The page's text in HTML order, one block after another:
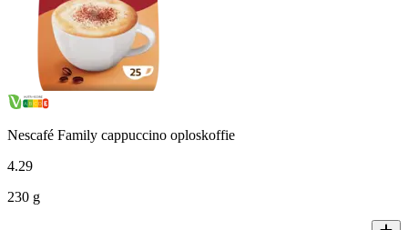
Nescafé Family cappuccino oploskoffie
4.29
230 g